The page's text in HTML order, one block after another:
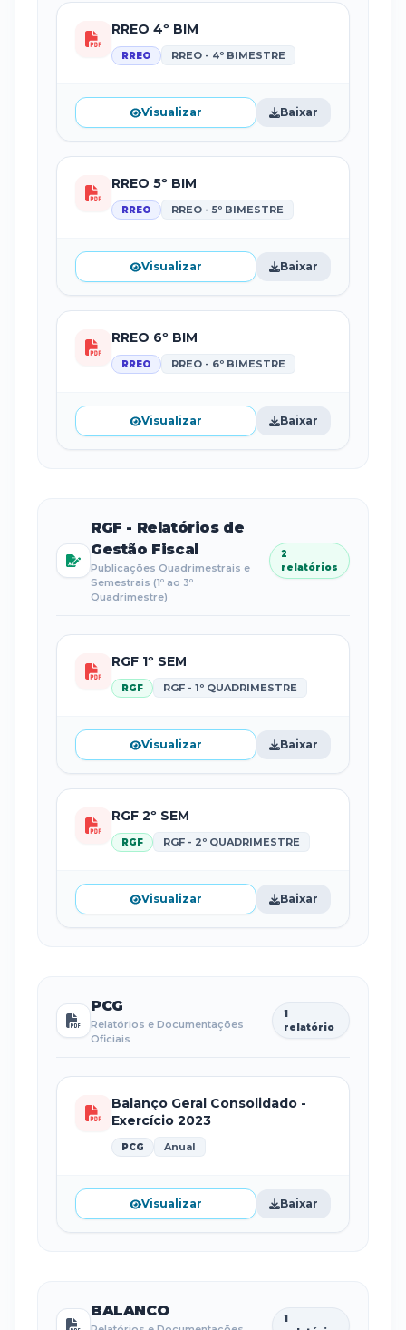
RREO 4º BIM
RREO RREO - 4º BIMESTRE
Visualizar Baixar
RREO 5º BIM
RREO RREO - 5º BIMESTRE
Visualizar Baixar
RREO 6º BIM
RREO RREO - 6º BIMESTRE
Visualizar Baixar
RGF - Relatórios de
Gestão Fiscal
Publicações Quadrimestrais e
Semestrais (1º ao 3º
Quadrimestre)
2
relatórios
RGF 1º SEM
RGF RGF - 1º QUADRIMESTRE
Visualizar Baixar
RGF 2º SEM
RGF RGF - 2º QUADRIMESTRE
Visualizar Baixar
PCG
Relatórios e Documentações
Oficiais
1
relatório
Balanço Geral Consolidado -
Exercício 2023
PCG Anual
Visualizar Baixar
BALANCO
1